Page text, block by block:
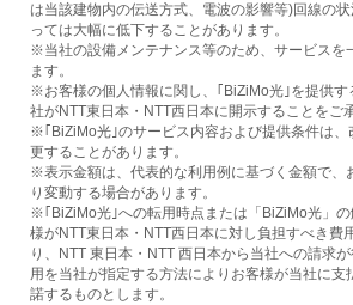
は当該建物内の伝送方式、電波の影響等)回線の
っては大幅に低下することがあります。
※当社の設備メンテナンス等のため、サービスを
ます。
※お客様の個人情報に関し、｢BiZiMo光｣を提供す
社がNTT東日本・NTT西日本に開示することをご
※｢BiZiMo光｣のサービス内容および提供条件は、
更することがあります。
※表示金額は、代表的な利用例に基づく金額で、
り変動する場合があります。
※｢BiZiMo光｣への転用時点または「BiZiMo光」
様がNTT東日本・NTT西日本に対し負担すべき費
り、NTT 東日本・NTT 西日本から当社への請求
用を当社が指定する方法によりお客様が当社に支
諾するものとします。